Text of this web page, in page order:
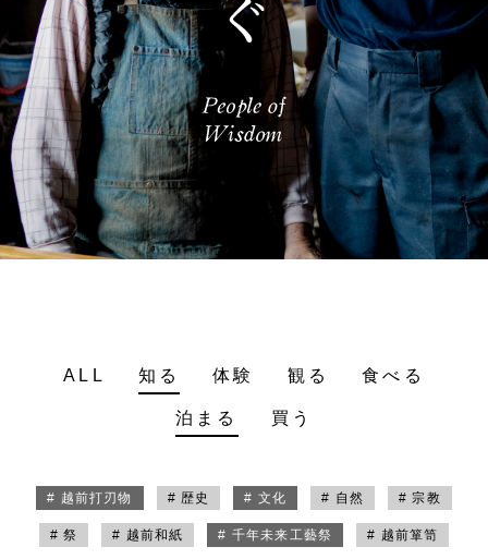
ALL 知る 体験 観る 食べる
泊まる 買う
# 越前打刃物 # 歴史 # 文化 # 自然 # 宗教
# 祭 # 越前和紙 # 千年未来工藝祭 # 越前箪笥